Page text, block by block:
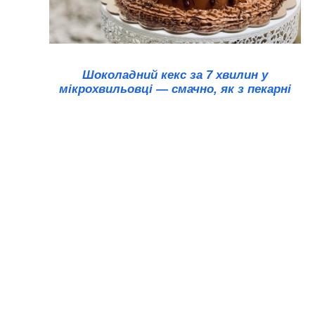
Шоколадний кекс за 7 хвилин у
мікрохвильовці — смачно, як з пекарні